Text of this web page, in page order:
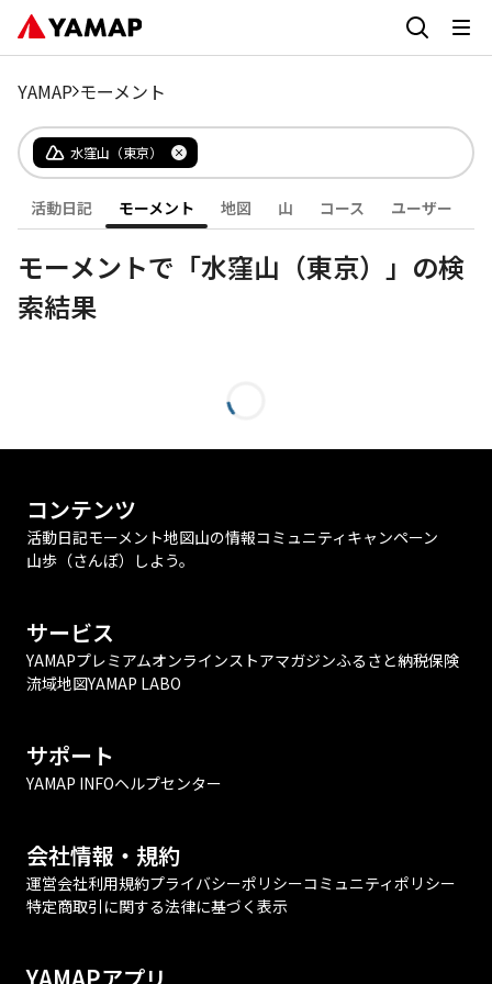
YAMAP モーメント
水窪山（東京）
活動日記 モーメント 地図 山 コース ユーザー
モーメントで「水窪山（東京）」の検
索結果
コンテンツ
活動日記モーメント地図山の情報コミュニティ キャンペーン
山歩（さんぽ）しよう。
サービス
YAMAPプレミアムオンラインストアマガジンふるさと納税保険
流域地図YAMAP LABO
サポート
YAMAP INFOヘルプセンター
会社情報・規約
運営会社利用規約プライバシーポリシーコミュニティポリシー
特定商取引に関する法律に基づく表示